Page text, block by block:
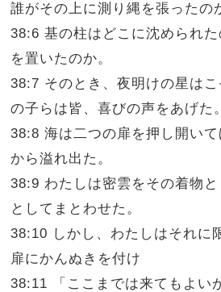
誰がその上に測り縄を張ったの
38:6 基の柱はどこに沈められ
を置いたのか。
38:7 そのとき、夜明けの星は
の子らは皆、喜びの声をあげた。
38:8 海は二つの扉を押し開い
から溢れ出た。
38:9 わたしは密雲をその着物
としてまとわせた。
38:10 しかし、わたしはそれに
扉にかんぬきを付け
38:11 「ここまでは来てもよい